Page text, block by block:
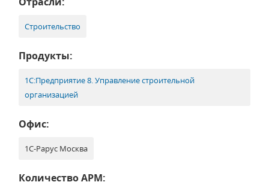
Строительство
Продукты:
1С:Предприятие 8. Управление строительной
организацией
Офис:
1С-Рарус Москва
Количество АРМ: